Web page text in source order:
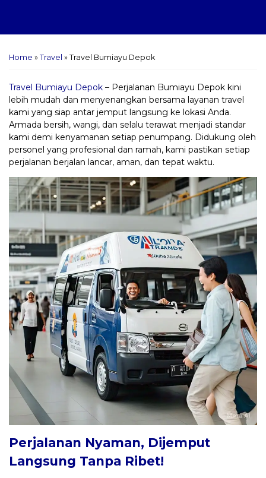
Home » Travel » Travel Bumiayu Depok
Travel Bumiayu Depok – Perjalanan Bumiayu Depok kini
lebih mudah dan menyenangkan bersama layanan travel
kami yang siap antar jemput langsung ke lokasi Anda.
Armada bersih, wangi, dan selalu terawat menjadi standar
kami demi kenyamanan setiap penumpang. Didukung oleh
personel yang profesional dan ramah, kami pastikan setiap
perjalanan berjalan lancar, aman, dan tepat waktu.
Perjalanan Nyaman, Dijemput
Langsung Tanpa Ribet!